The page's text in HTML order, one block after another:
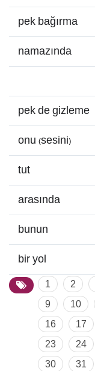
pek bağırma
namazında
pek de gizleme
onu (sesini)
tut
arasında
bunun
bir yol
1 2
9
10
16
17
23
24
30
31